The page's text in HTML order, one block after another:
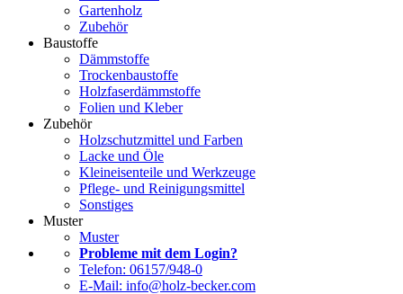
Gartenholz
Zubehör
Baustoffe
Dämmstoffe
Trockenbaustoffe
Holzfaserdämmstoffe
Folien und Kleber
Zubehör
Holzschutzmittel und Farben
Lacke und Öle
Kleineisenteile und Werkzeuge
Pflege- und Reinigungsmittel
Sonstiges
Muster
Muster
Probleme mit dem Login?
Telefon: 06157/948-0
E-Mail: info@holz-becker.com